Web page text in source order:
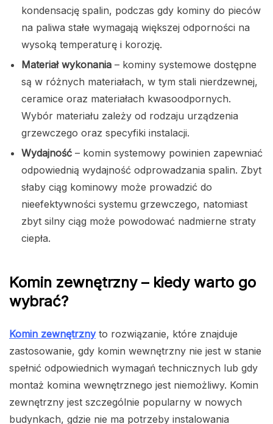
kondensację spalin, podczas gdy kominy do pieców
na paliwa stałe wymagają większej odporności na
wysoką temperaturę i korozję.
Materiał wykonania – kominy systemowe dostępne
są w różnych materiałach, w tym stali nierdzewnej,
ceramice oraz materiałach kwasoodpornych.
Wybór materiału zależy od rodzaju urządzenia
grzewczego oraz specyfiki instalacji.
Wydajność – komin systemowy powinien zapewniać
odpowiednią wydajność odprowadzania spalin. Zbyt
słaby ciąg kominowy może prowadzić do
nieefektywności systemu grzewczego, natomiast
zbyt silny ciąg może powodować nadmierne straty
ciepła.
Komin zewnętrzny – kiedy warto go
wybrać?
Komin zewnętrznyto rozwiązanie, które znajduje
zastosowanie, gdy komin wewnętrzny nie jest w stanie
spełnić odpowiednich wymagań technicznych lub gdy
montaż komina wewnętrznego jest niemożliwy. Komin
zewnętrzny jest szczególnie popularny w nowych
budynkach, gdzie nie ma potrzeby instalowania